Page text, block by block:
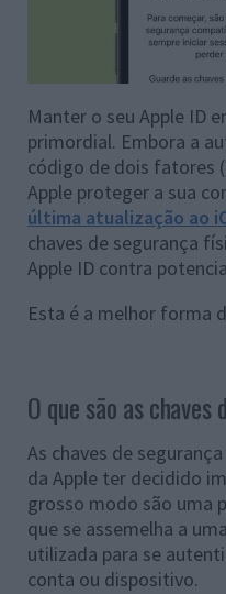
Manter o seu Apple ID
primordial. Embora a
código de dois fatores
Apple proteger a sua
última atualização ao
chaves de segurança
Apple ID contra
Esta é a melhor forma
O que são as chaves
As chaves de
da Apple ter decidido
grosso modo são uma
que se assemelha a
utilizada para se
conta ou dispositivo.